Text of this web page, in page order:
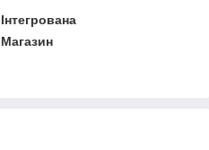
Інтегрована
Магазин